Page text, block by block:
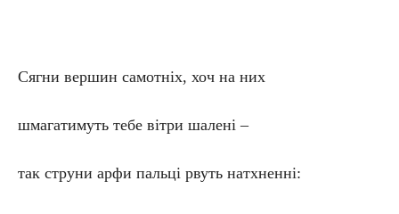
Сягни вершин самотніх, хоч на них
шмагатимуть тебе вітри шалені –
так струни арфи пальці рвуть натхненні: